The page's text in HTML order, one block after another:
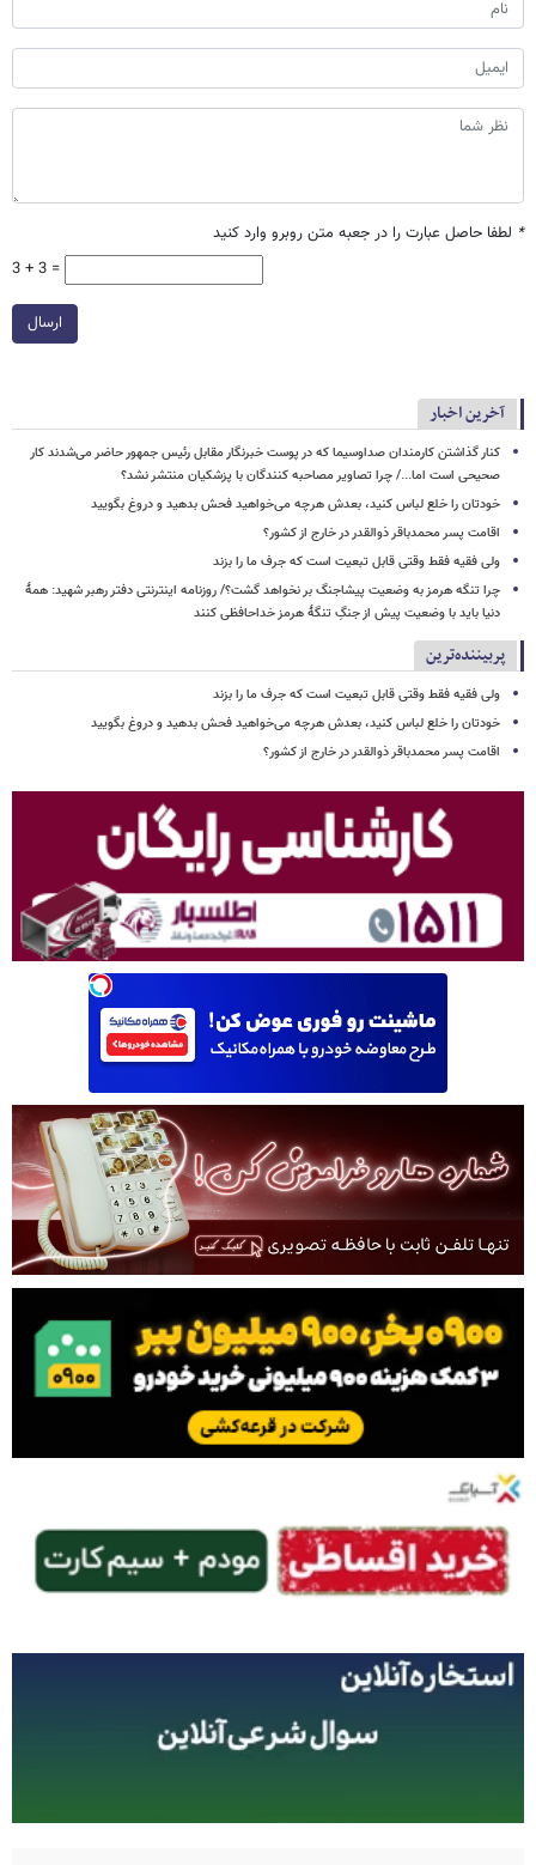
* لطفا حاصل عبارت را در جعبه متن روبرو وارد کنید
3 + 3 =
ارسال
آخرین اخبار
کنار گذاشتن کارمندان صداوسیما که در پوست خبرنگار مقابل رئیس جمهور حاضر می‌شدند کار
صحیحی است اما.../ چرا تصاویر مصاحبه کنندگان با پزشکیان منتشر نشد؟
خودتان را خلع لباس کنید، بعدش هرچه می‌خواهید فحش بدهید و دروغ بگویید
اقامت پسر محمدباقر ذوالقدر در خارج از کشور؟
ولی فقیه فقط وقتی قابل تبعیت است که جرف ما را بزند
چرا تنگه هرمز به وضعیت پیشاجنگ بر نخواهد گشت؟/ روزنامه اینترنتی دفتر رهبر شهید: همۀ
دنیا باید با وضعیت پیش از جنگِ تنگۀ هرمز خداحافظی کنند
پربیننده‌ترین
ولی فقیه فقط وقتی قابل تبعیت است که جرف ما را بزند
خودتان را خلع لباس کنید، بعدش هرچه می‌خواهید فحش بدهید و دروغ بگویید
اقامت پسر محمدباقر ذوالقدر در خارج از کشور؟